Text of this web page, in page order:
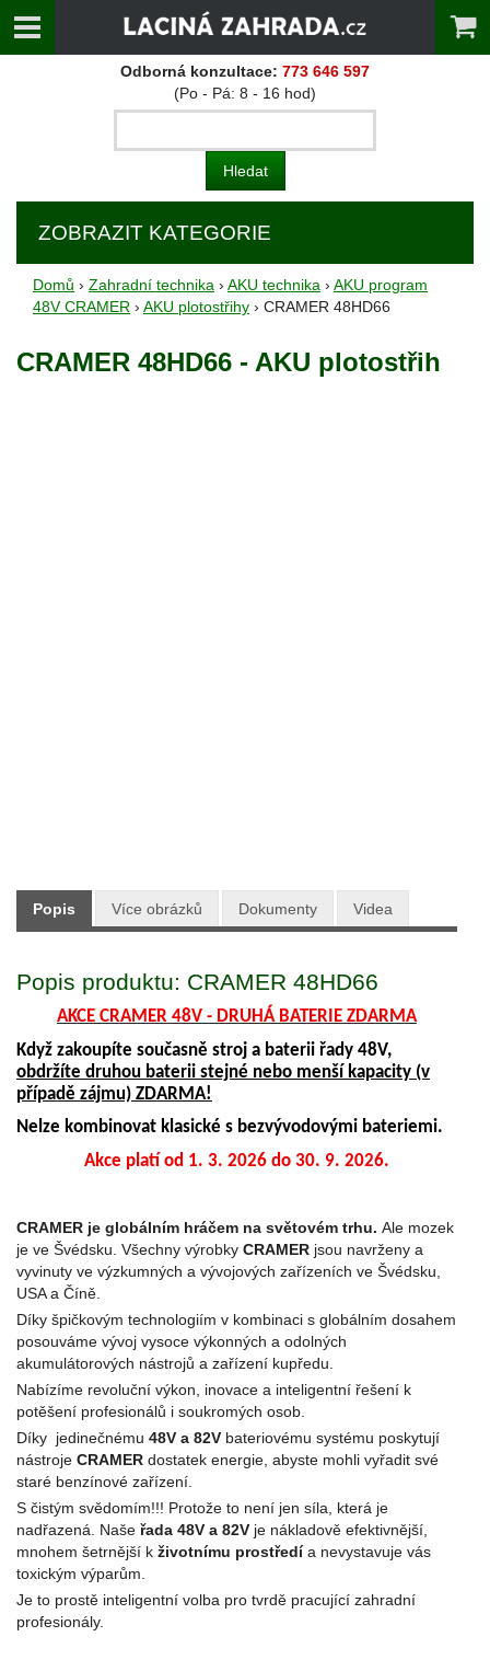
Odborná konzultace: 773 646 597
(Po - Pá: 8 - 16 hod)
ZOBRAZIT KATEGORIE
Domů › Zahradní technika › AKU technika › AKU program
48V CRAMER › AKU plotostřihy › CRAMER 48HD66
CRAMER 48HD66 - AKU plotostřih
Popis Více obrázků Dokumenty Videa
Popis produktu: CRAMER 48HD66
AKCE CRAMER 48V - DRUHÁ BATERIE ZDARMA
Když zakoupíte současně stroj a baterii řady 48V,
obdržíte druhou baterii stejné nebo menší kapacity (v
případě zájmu) ZDARMA!
Nelze kombinovat klasické s bezvývodovými bateriemi.
Akce platí od 1. 3. 2026 do 30. 9. 2026.
CRAMER je globálním hráčem na světovém trhu. Ale mozek
je ve Švédsku. Všechny výrobky CRAMER jsou navrženy a
vyvinuty ve výzkumných a vývojových zařízeních ve Švédsku,
USA a Číně.
Díky špičkovým technologiím v kombinaci s globálním dosahem
posouváme vývoj vysoce výkonných a odolných
akumulátorových nástrojů a zařízení kupředu.
Nabízíme revoluční výkon, inovace a inteligentní řešení k
potěšení profesionálů i soukromých osob.
Díky jedinečnému 48V a 82V bateriovému systému poskytují
nástroje CRAMER dostatek energie, abyste mohli vyřadit své
staré benzínové zařízení.
S čistým svědomím!!! Protože to není jen síla, která je
nadřazená. Naše řada 48V a 82V je nákladově efektivnější,
mnohem šetrnější k životnímu prostředía nevystavuje vás
toxickým výparům.
Je to prostě inteligentní volba pro tvrdě pracující zahradní
profesionály.